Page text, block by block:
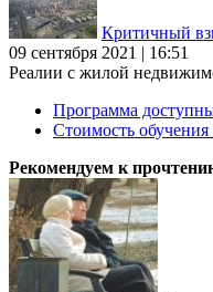
Критичный
09 сентября 2021 | 16:51
Реалии с жилой
Программа
Стоимость
Рекомендуем к